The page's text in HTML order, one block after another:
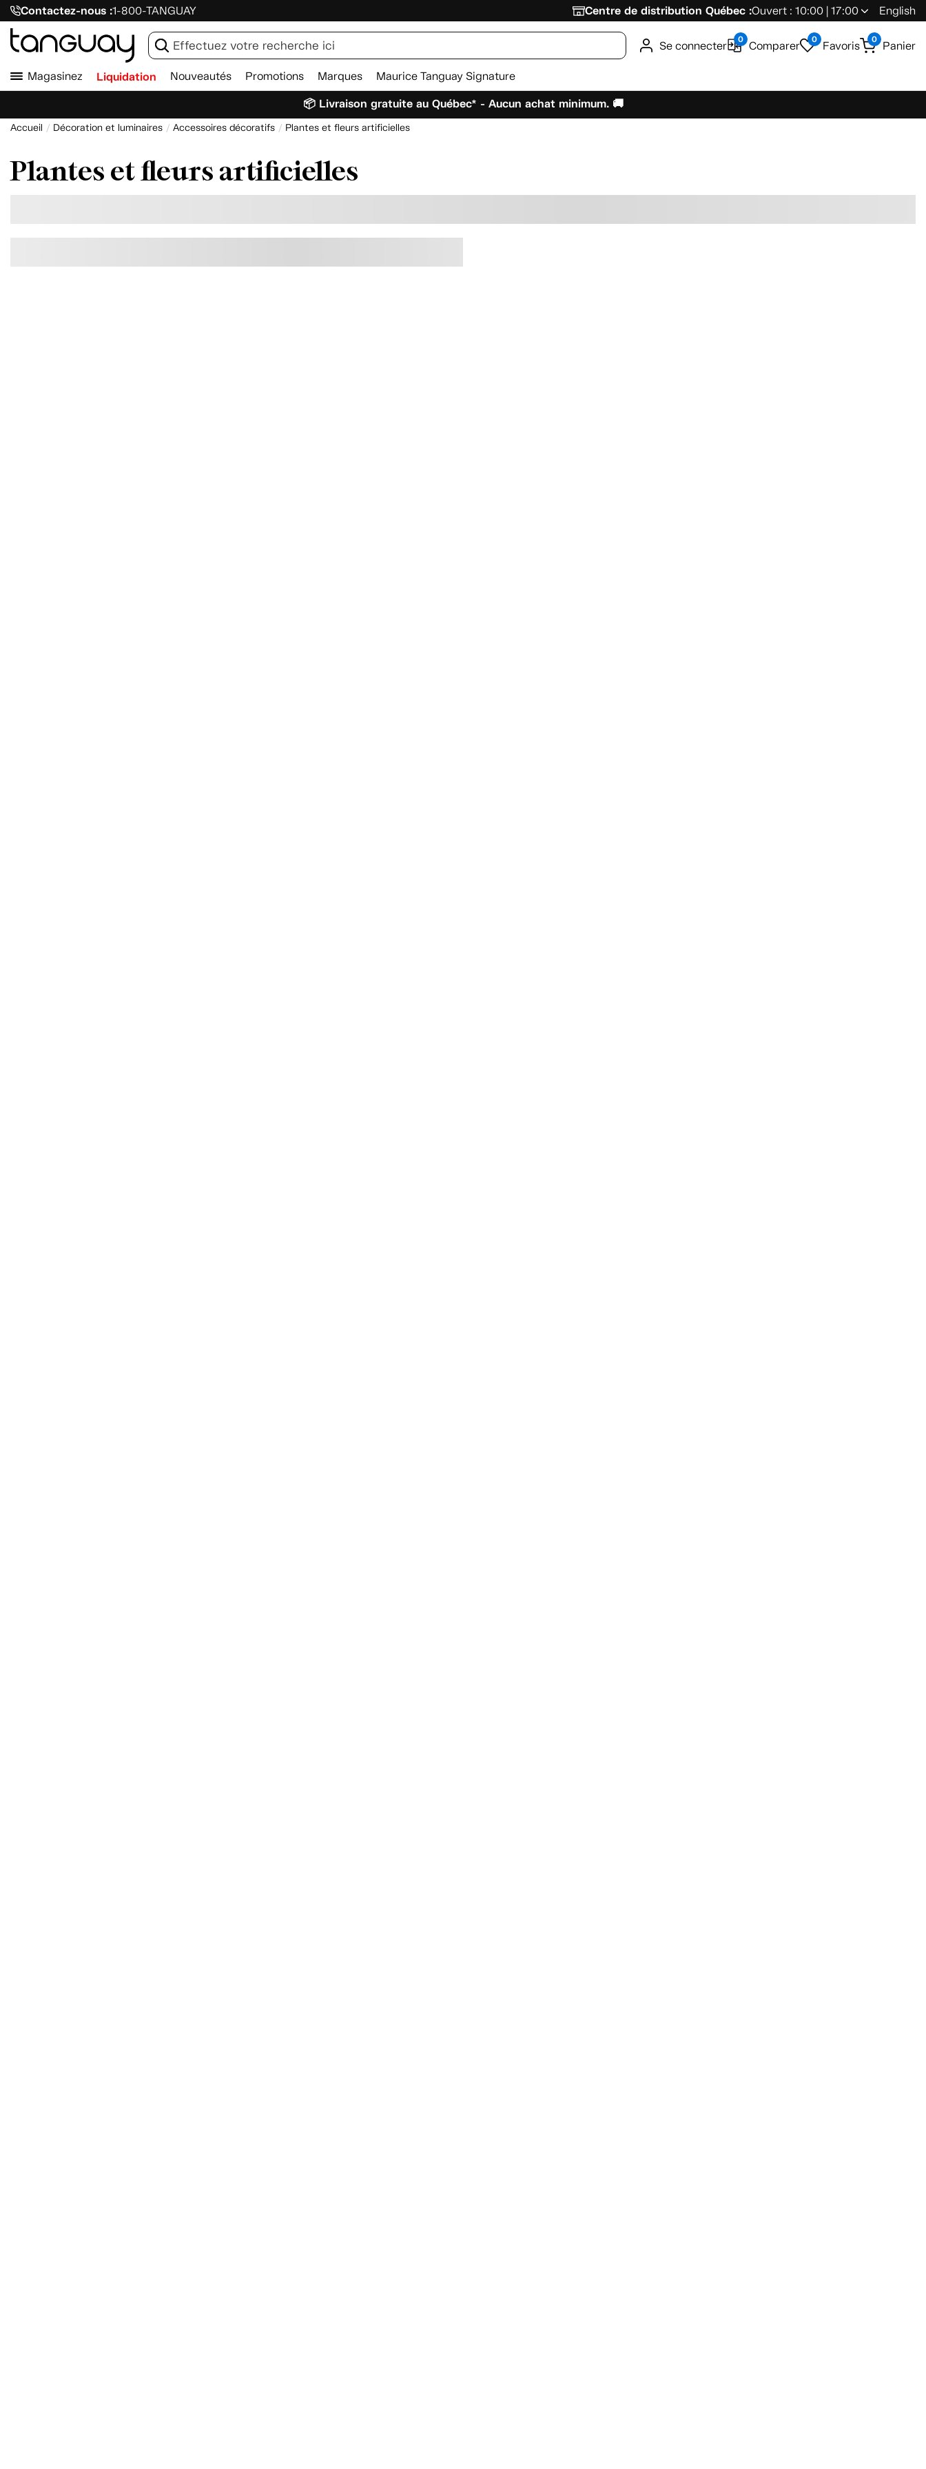
Contactez-nous :1-800-TANGUAY Centre de distribution Québec :Ouvert : 10:00 | 17:00 English
Se connecter 0 Comparer 0 Favoris 0 Panier
Magasinez Liquidation Nouveautés Promotions Marques Maurice Tanguay Signature
📦 Livraison gratuite au Québec* - Aucun achat minimum. 🚚
Accueil Décoration et luminaires Accessoires décoratifs Plantes et fleurs artificielles
Plantes et fleurs artificielles